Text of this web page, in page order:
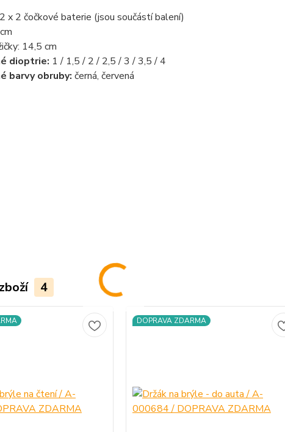
x 2 čočkové baterie (jsou součástí balení)
14,5 cm
dioptrie: 1 / 1,5 / 2 / 2,5 / 3 / 3,5 / 4
barvy obruby: černá, červená
4
DOPRAVA ZDARMA